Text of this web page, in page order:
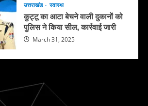
उत्तराखंड स्वास्थ
कुट्टू का आटा बेचने वाली दुकानों को
पुलिस ने किया सील, कार्रवाई जारी
March 31, 2025